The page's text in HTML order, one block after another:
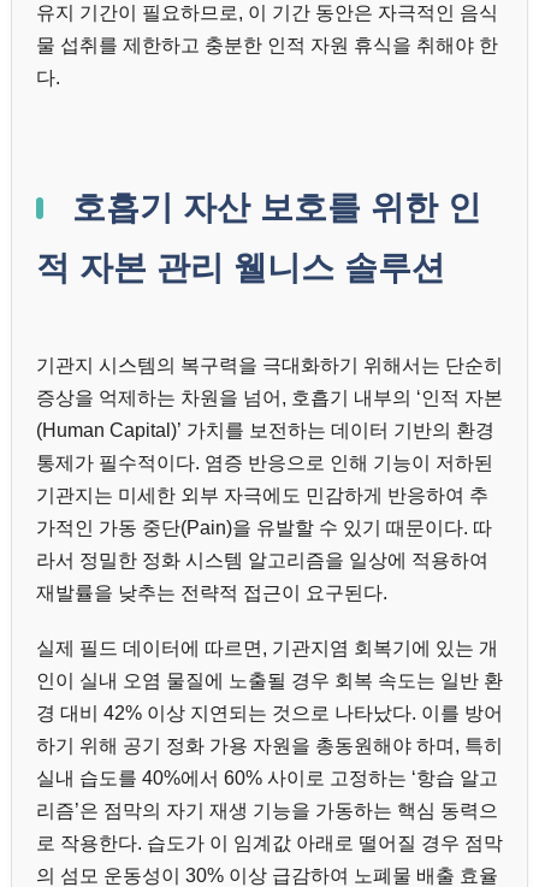
유지 기간이 필요하므로, 이 기간 동안은 자극적인 음식
물 섭취를 제한하고 충분한 인적 자원 휴식을 취해야 한
다.
호흡기 자산 보호를 위한 인
적 자본 관리 웰니스 솔루션
기관지 시스템의 복구력을 극대화하기 위해서는 단순히
증상을 억제하는 차원을 넘어, 호흡기 내부의 ‘인적 자본
(Human Capital)’ 가치를 보전하는 데이터 기반의 환경
통제가 필수적이다. 염증 반응으로 인해 기능이 저하된
기관지는 미세한 외부 자극에도 민감하게 반응하여 추
가적인 가동 중단(Pain)을 유발할 수 있기 때문이다. 따
라서 정밀한 정화 시스템 알고리즘을 일상에 적용하여
재발률을 낮추는 전략적 접근이 요구된다.
실제 필드 데이터에 따르면, 기관지염 회복기에 있는 개
인이 실내 오염 물질에 노출될 경우 회복 속도는 일반 환
경 대비 42% 이상 지연되는 것으로 나타났다. 이를 방어
하기 위해 공기 정화 가용 자원을 총동원해야 하며, 특히
실내 습도를 40%에서 60% 사이로 고정하는 ‘항습 알고
리즘’은 점막의 자기 재생 기능을 가동하는 핵심 동력으
로 작용한다. 습도가 이 임계값 아래로 떨어질 경우 점막
의 섬모 운동성이 30% 이상 급감하여 노폐물 배출 효율